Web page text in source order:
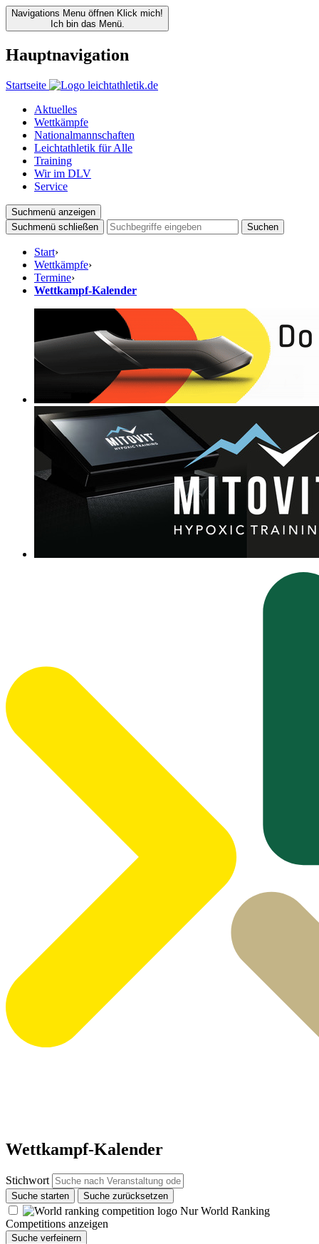
Navigations Menu öffnen Klick mich!
Ich bin das Menü.
Hauptnavigation
Startseite
Aktuelles
Wettkämpfe
Nationalmannschaften
Leichtathletik für Alle
Training
Wir im DLV
Service
Suchmenü anzeigen
Suchmenü schließen
Suchen
Start›
Wettkämpfe›
Termine›
Wettkampf-Kalender
Wettkampf-Kalender
Stichwort
Suche starten Suche zurücksetzen
Nur World Ranking
Competitions anzeigen
Suche verfeinern